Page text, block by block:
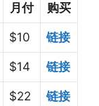
月付 购买
$10 链接
$14 链接
$22 链接